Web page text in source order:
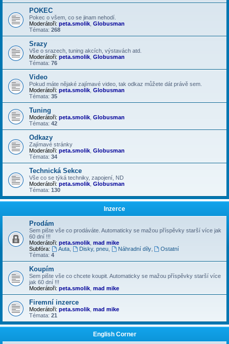
POKEC
Pokec o všem, co se jinam nehodí.
Moderátoři: peta.smolik Globusman
Témata: 268
Srazy
Vše o srazech, tuning akcích, výstavách atd.
Moderátoři: peta.smolik Globusman
Témata: 76
Video
Pokud máte nějaké zajímavé video, tak odkaz můžete dát právě sem.
Moderátoři: peta.smolik Globusman
Témata: 35
Tuning
Moderátoři: peta.smolik Globusman
Témata: 42
Odkazy
Zajímavé stránky
Moderátoři: peta.smolik Globusman
Témata: 34
Technická Sekce
Vše co se týká techniky, zapojení, ND
Moderátoři: peta.smolik Globusman
Témata: 130
Inzerce
Prodám
Sem pište vše co prodáváte. Automaticky se mažou příspěvky starší více jak
60 dní !!!
Moderátoři: peta.smolik mad mike
Subfóra:
Auta, Disky, pneu, Náhradní díly,
Ostatní
Témata: 4
Koupím
Sem pište vše co chcete koupit. Automaticky se mažou příspěvky starší více
jak 60 dní !!!
Moderátoři: peta.smolik mad mike
Firemní inzerce
Moderátoři: peta.smolik mad mike
Témata: 21
English Corner